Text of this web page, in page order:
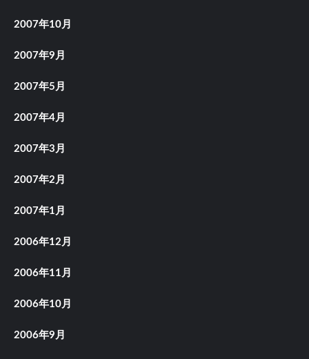
2007年10月
2007年9月
2007年5月
2007年4月
2007年3月
2007年2月
2007年1月
2006年12月
2006年11月
2006年10月
2006年9月